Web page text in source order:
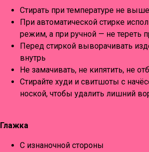
Стирать при температуре не
При автоматической стирке
режим, а при ручной — не тереть
Перед стиркой выворачивать
внутрь
Не замачивать, не кипятить, не
Стирайте худи и свитшоты с
ноской, чтобы удалить лишний
Глажка
С изнаночной стороны